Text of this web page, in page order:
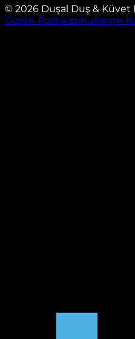
© 2026 Duşal Duş & Küvet
Gizlilik PolitikasıKullanım